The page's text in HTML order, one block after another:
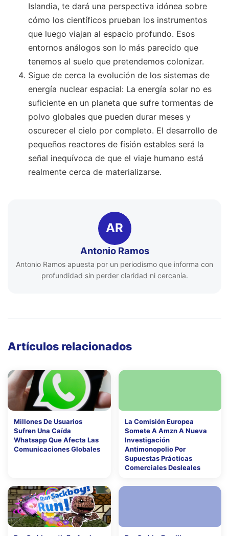
Islandia, te dará una perspectiva idónea sobre
cómo los científicos prueban los instrumentos
que luego viajan al espacio profundo. Esos
entornos análogos son lo más parecido que
tenemos al suelo que pretendemos colonizar.
Sigue de cerca la evolución de los sistemas de
energía nuclear espacial: La energía solar no es
suficiente en un planeta que sufre tormentas de
polvo globales que pueden durar meses y
oscurecer el cielo por completo. El desarrollo de
pequeños reactores de fisión estables será la
señal inequívoca de que el viaje humano está
realmente cerca de materializarse.
AR
Antonio Ramos
Antonio Ramos apuesta por un periodismo que informa con
profundidad sin perder claridad ni cercanía.
Artículos relacionados
Millones De Usuarios
Sufren Una Caída
Whatsapp Que Afecta Las
Comunicaciones Globales
La Comisión Europea
Somete A Amzn A Nueva
Investigación
Antimonopolio Por
Supuestas Prácticas
Comerciales Desleales